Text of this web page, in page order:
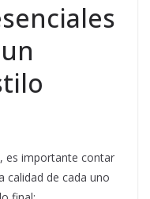
es importante contar
calidad de cada uno